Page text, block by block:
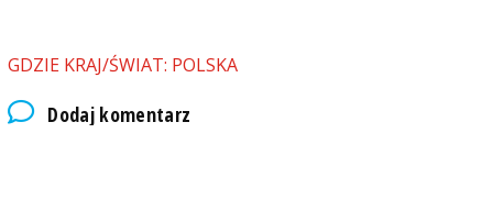
GDZIE KRAJ/ŚWIAT: POLSKA
Dodaj komentarz